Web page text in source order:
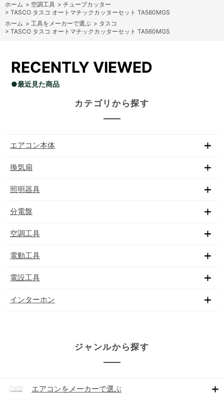
ホーム > 空調工具 > チューブカッター
> TASCO タスコ オートマチックカッターセット TA560MGS
ホーム > 工具をメーカーで選ぶ > タスコ
> TASCO タスコ オートマチックカッターセット TA560MGS
RECENTLY VIEWED
●最近見た商品
カテゴリから探す
エアコン本体
換気扇
照明器具
分電盤
空調工具
電動工具
電設工具
インターホン
ジャンルから探す
エアコンをメーカーで選ぶ